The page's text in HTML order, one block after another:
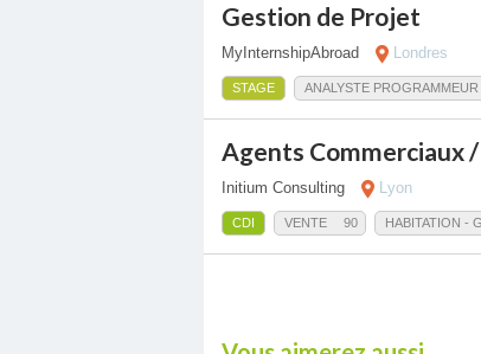
Gestion de Projet
MyInternshipAbroad Londres
STAGE ANALYSTE PROGRAMMEUR
Agents Commerciaux
Initium Consulting Lyon
CDI VENTE 90 HABITATION -